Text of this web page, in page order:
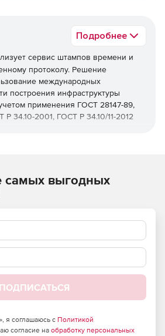
Подробнее
сервис штампов времени и
протоколу. Решение
международных
построения инфраструктуры
применения ГОСТ 28147-89,
Р 34.10-2001, ГОСТ Р 34.10/11-2012
самых выгодных
ПОДПИСАТЬСЯ
я соглашаюсь с Политикой
согласие на обработку персональных